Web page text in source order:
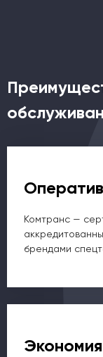
Экономия
Комтранс —
брендами